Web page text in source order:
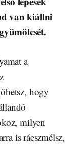
van kiállni
a
hogy
milyen
is ráeszmélsz,